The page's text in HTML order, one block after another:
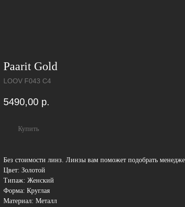
Paarit Gold
LOOV F043 C4
5490,00 р.
Купить
Без стоимости линз. Линзы вам поможет подобрать
Цвет: Золотой
Типаж: Женский
Форма: Круглая
Материал: Металл